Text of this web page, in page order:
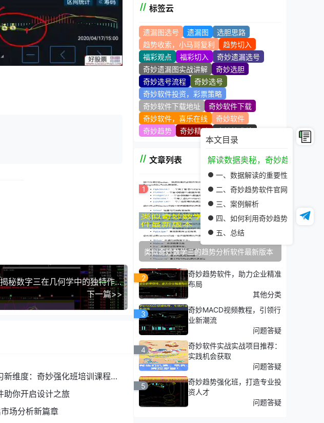
本文目录
解读数据奥秘，奇妙趋势软件
一、数据解读的重要性
二、奇妙趋势软件官网的独特之处
三、案例解析
四、如何利用奇妙趋势软件官网
五、总结
、品牌、评价等因素的关注度
了潜在风险，实现了稳健的收
析用户行为等。
数据挖掘等。
奇妙数字3（数学之美：揭秘数字三在几何学中的独特作用）
下一篇>>
维度：奇妙强化班培训课程介
助你开启设计之旅
场分析新篇章
标签云
遗漏图选号 遗漏图
选胆思路
趋势收索，小马哥复利
趋势切入
福彩观点
福彩切入
奇妙遗漏选号
奇妙遗漏图实战讲解
奇妙选胆
奇妙选号流程
奇妙选号
奇妙软件投资，彩票策略
奇妙软件下载地址
奇妙软件下载
奇妙软件，喜乐在线
奇妙软件
奇妙趋势
奇妙精髓 奇妙技术站
文章列表
1
类似奇妙数学三的趋势分析软件最新版本
2
奇妙趋势软件，助力企业精准
布局
其他分类
3
奇妙MACD视频教程，引领行
业新潮流
问题答疑
4
奇妙软件实战实战项目推荐：
实践机会获取
问题答疑
5
奇妙趋势强化班，打造专业投
资人才
问题答疑